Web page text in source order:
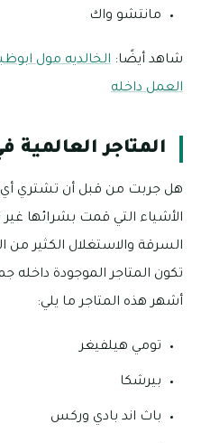
مانتشو واك
شاهد أيضًا: الخالديه مول
العمل داخله
المتاجر
هل جربت من قبل أن تشتري
الأشياء التي قمت بشرائها
السرقة والاستغلال الكثير
تكون المتاجر الموجودة داخله
أشهر هذه المتاجر ما يلي:
تومي هيلفيغر
بيرشكا
باث اند بادي وركس